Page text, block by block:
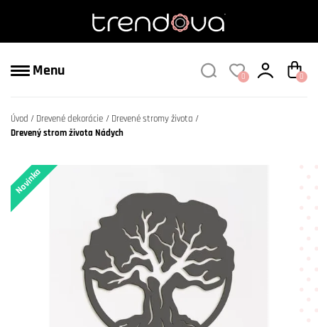
Menu 0 0
Úvod Drevené dekorácie
Drevené stromy života
Drevený strom života Nádych
Novinka